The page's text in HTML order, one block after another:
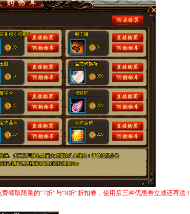
领取限量的“7折”与“8折”折扣卷，使用后三种优惠劵立减还再送！